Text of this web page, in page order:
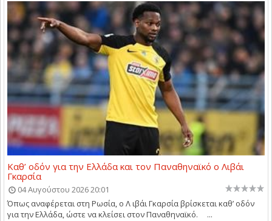
Καθ’ οδόν για την Ελλάδα και τον Παναθηναϊκό ο Λιβάι
Γκαρσία
04 Αυγούστου 2026 20:01
Όπως αναφέρεται στη Ρωσία, ο Λ ιβάι Γκαρσία βρίσκεται καθ’ οδόν
για την Ελλάδα, ώστε να κλείσει στον Παναθηναϊκό. ...